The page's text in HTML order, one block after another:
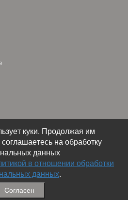
куки. Продолжая им
на обработку
данных
в отношении обработки
данных.
Согласен